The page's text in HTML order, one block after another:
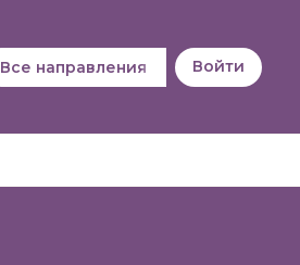
Все направления Войти